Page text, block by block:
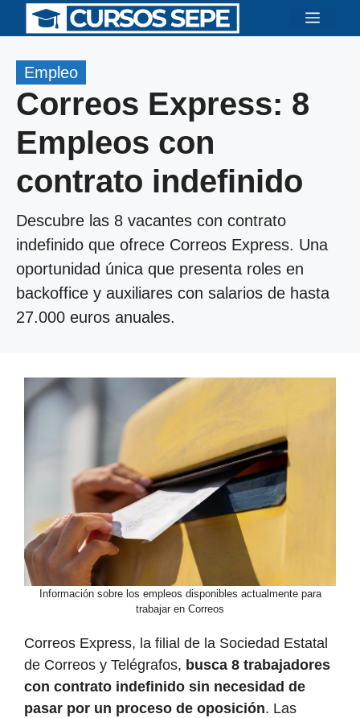
Saltar
Menú
Empleo
Correos Express: 8
Empleos con
contrato indefinido
Descubre las 8 vacantes con contrato
indefinido que ofrece Correos Express. Una
oportunidad única que presenta roles en
backoffice y auxiliares con salarios de hasta
27.000 euros anuales.
Información sobre los empleos disponibles actualmente para
trabajar en Correos
Correos Express, la filial de la Sociedad Estatal
de Correos y Telégrafos, busca 8 trabajadores
con contrato indefinido sin necesidad de
pasar por un proceso de oposición. Las